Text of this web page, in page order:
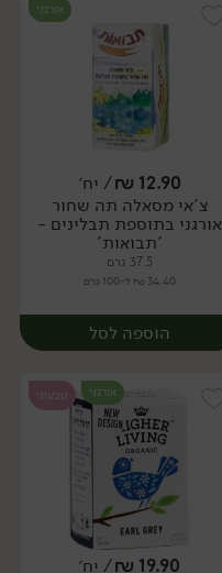
יח׳
אורגני
12.90
₪/ יח׳
צ'אי מסאלה תה שחור
אורגני בתוספת תבלינים -
'תבואות'
37.5 גרם
34.40 ₪ ל-100 גרם
הוספה לסל
אורגני טבעוני
19.90
₪/ יח׳